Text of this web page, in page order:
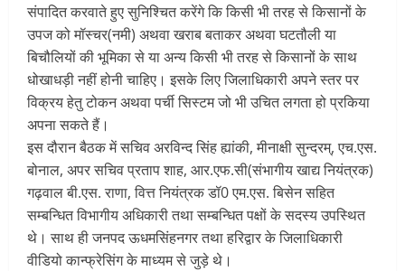
संपादित करवाते हुए सुनिश्चित करेंगे कि किसी भी तरह से किसानों के
उपज को मॉस्चर(नमी) अथवा खराब बताकर अथवा घटतौली या
बिचौलियों की भूमिका से या अन्य किसी भी तरह से किसानों के साथ
धोखाधड़ी नहीं होनी चाहिए। इसके लिए जिलाधिकारी अपने स्तर पर
विक्रय हेतु टोकन अथवा पर्ची सिस्टम जो भी उचित लगता हो प्रकिया
अपना सकते हैं।
इस दौरान बैठक में सचिव अरविन्द सिंह ह्यांकी, मीनाक्षी सुन्दरम्, एच.एस.
बोनाल, अपर सचिव प्रताप शाह, आर.एफ.सी(संभागीय खाद्य नियंत्रक)
गढ़वाल बी.एस. राणा, वित्त नियंत्रक डॉ0 एम.एस. बिसेन सहित
सम्बन्धित विभागीय अधिकारी तथा सम्बन्धित पक्षों के सदस्य उपस्थित
थे। साथ ही जनपद ऊधमसिंहनगर तथा हरिद्वार के जिलाधिकारी
वीडियो कान्फ्रेसिंग के माध्यम से जुड़े थे।